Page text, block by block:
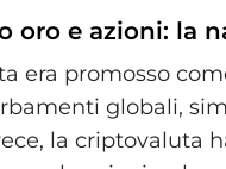
oro e azioni: la
era promosso
globali,
la criptovaluta